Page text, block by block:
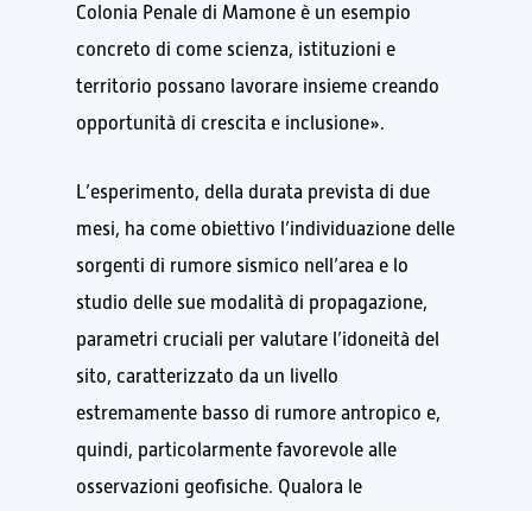
Colonia Penale di Mamone è un esempio
concreto di come scienza, istituzioni e
territorio possano lavorare insieme creando
opportunità di crescita e inclusione».
L’esperimento, della durata prevista di due
mesi, ha come obiettivo l’individuazione delle
sorgenti di rumore sismico nell’area e lo
studio delle sue modalità di propagazione,
parametri cruciali per valutare l’idoneità del
sito, caratterizzato da un livello
estremamente basso di rumore antropico e,
quindi, particolarmente favorevole alle
osservazioni geofisiche. Qualora le